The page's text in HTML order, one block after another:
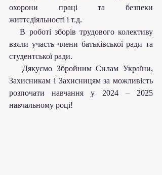
охорони праці та безпеки
життєдіяльності і т.д.
   В роботі зборів трудового колективу
взяли участь члени батьківської ради та
студентської ради.
Захисникам і Захисницям за можливість
розпочати навчання у 2024 – 2025
навчальному році!